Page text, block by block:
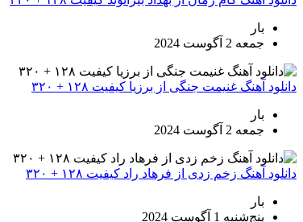
بار
جمعه 2 آگوست 2024
دانلود آهنگ غنیمت جنگی از برزیا کیفیت ۱۲۸ + ۳۲۰
بار
جمعه 2 آگوست 2024
دانلود آهنگ زخم زدی از فرهاد راد کیفیت ۱۲۸ + ۳۲۰
بار
پنج‌شنبه 1 آگوست 2024